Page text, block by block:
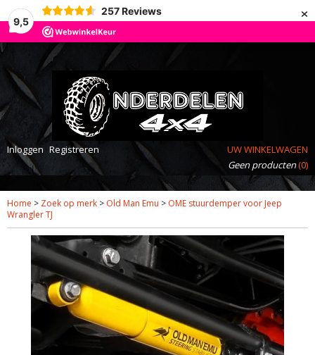
9,5
257 Reviews ×
Inloggen Registreren
UW WINKELWAGEN
Geen producten(0)
Home > Zoek op merk > Old Man Emu > OME stuurdemper voor Jeep
Wrangler TJ